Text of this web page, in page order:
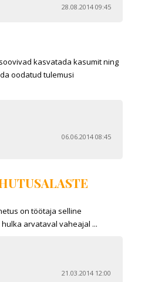
28.08.2014 09:45
kasvatada kasumit ning
oodatud tulemusi
06.06.2014 08:45
on töötaja selline
arvataval vaheajal ...
21.03.2014 12:00